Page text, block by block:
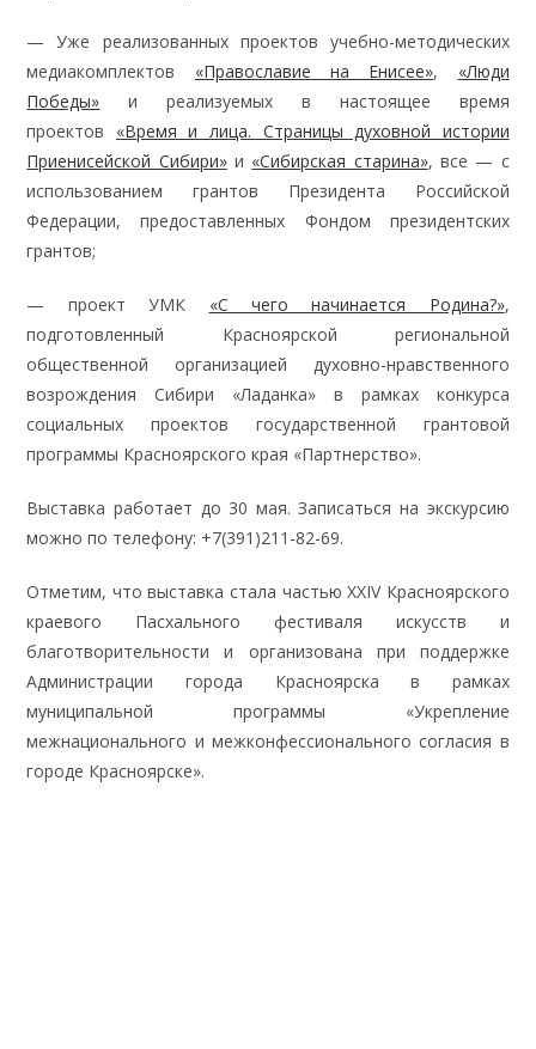
— Уже реализованных проектов учебно-методических
медиакомплектов «Православие на Енисее», «Люди
Победы» и реализуемых в настоящее время
проектов «Время и лица. Страницы духовной истории
Приенисейской Сибири»и «Сибирская старина», все — с
использованием грантов Президента Российской
Федерации, предоставленных Фондом президентских
грантов;
— проект УМК «С чего начинается Родина?»,
подготовленный Красноярской региональной
общественной организацией духовно-нравственного
возрождения Сибири «Ладанка» в рамках конкурса
социальных проектов государственной грантовой
программы Красноярского края «Партнерство».
Выставка работает до 30 мая. Записаться на экскурсию
можно по телефону: +7(391)211-82-69.
Отметим, что выставка стала частью XXIV Красноярского
краевого Пасхального фестиваля искусств и
благотворительности и организована при поддержке
Администрации города Красноярска в рамках
муниципальной программы «Укрепление
межнационального и межконфессионального согласия в
городе Красноярске».